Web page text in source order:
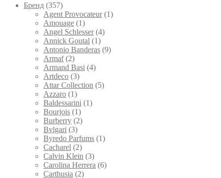
Брeнд (357)
Agent Provocateur (1)
Amouage (1)
Angel Schlesser (4)
Annick Goutal (1)
Antonio Banderas (9)
Armaf (2)
Armand Basi (4)
Artdeco (3)
Attar Collection (5)
Azzaro (1)
Baldessarini (1)
Bourjois (1)
Burberry (2)
Bvlgari (3)
Byredo Parfums (1)
Cacharel (2)
Calvin Klein (3)
Carolina Herrera (6)
Carthusia (2)